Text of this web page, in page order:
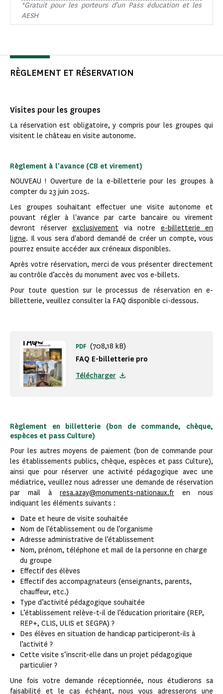
*Gratuit pour les porteurs d'un Pass éducation et les
AESH
RÈGLEMENT ET RÉSERVATION
Visites pour les groupes
La réservation est obligatoire, y compris pour les groupes qui
visitent le château en visite autonome.
Règlement à l'avance (CB et virement)
NOUVEAU ! Ouverture de la e-billetterie pour les groupes à
compter du 23 juin 2025.
Les groupes souhaitant effectuer une visite autonome et
pouvant régler à l'avance par carte bancaire ou virement
devront réserver exclusivement via notre e-billetterie en
ligne. Il vous sera d'abord demandé de créer un compte, vous
pourrez ensuite accéder aux créneaux disponibles.
Après votre réservation, merci de vous présenter directement
au contrôle d’accès du monument avec vos e-billets.
Pour toute question sur le processus de réservation en e-
billetterie, veuillez consulter la FAQ disponible ci-dessous.
FAQ E-billetterie pro
PDF (708,18 kB)
Télécharger
Règlement en billetterie (bon de commande, chèque,
espèces et pass Culture)
Pour les autres moyens de paiement (bon de commande pour
les établissements publics, chèque, espèces et pass Culture),
ainsi que pour réserver une activité pédagogique avec une
médiatrice, veuillez nous adresser une demande de réservation
par mail à resa.azay@monuments-nationaux.fr en nous
indiquant les éléments suivants :
Date et heure de visite souhaitée
Nom de l’établissement ou de l’organisme
Adresse administrative de l’établissement
Nom, prénom, téléphone et mail de la personne en charge
du groupe
Effectif des élèves
Effectif des accompagnateurs (enseignants, parents,
chauffeur, etc.)
Type d’activité pédagogique souhaitée
L’établissement relève-t-il de l’éducation prioritaire (REP,
REP+, CLIS, ULIS et SEGPA) ?
Des élèves en situation de handicap participeront-ils à
l’activité ?
Cette visite s’inscrit-elle dans un projet pédagogique
particulier ?
Une fois votre demande réceptionnée, nous étudierons sa
faisabilité et le cas échéant, nous vous adresserons une